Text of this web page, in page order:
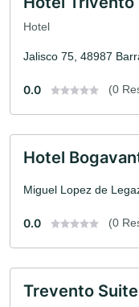
Hotel
Jalisco 75, 48987
0.0 (0
Hotel
Miguel Lopez de
0.0 (0
Trevento